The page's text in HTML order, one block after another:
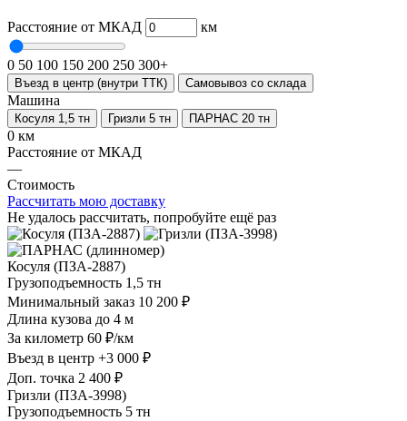
Расстояние от МКАД км
0 50 100 150 200 250 300+
Въезд в центр (внутри ТТК) Самовывоз со склада
Машина
Косуля 1,5 тн Гризли 5 тн ПАРНАС 20 тн
0 км
Расстояние от МКАД
—
Стоимость
Рассчитать мою доставку
Не удалось рассчитать, попробуйте ещё раз
Косуля (ПЗА-2887)
Грузоподъемность 1,5 тн
Минимальный заказ 10 200 ₽
Длина кузова до 4 м
За километр 60 ₽/км
Въезд в центр +3 000 ₽
Доп. точка 2 400 ₽
Гризли (ПЗА-3998)
Грузоподъемность 5 тн